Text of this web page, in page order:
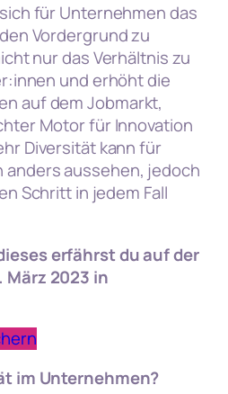
für Unternehmen das
Vordergrund zu
nur das Verhältnis zu
und erhöht die
auf dem Jobmarkt,
Motor für Innovation
Diversität kann für
aussehen, jedoch
Schritt in jedem Fall
erfährst du auf der
März 2023 in
im Unternehmen?